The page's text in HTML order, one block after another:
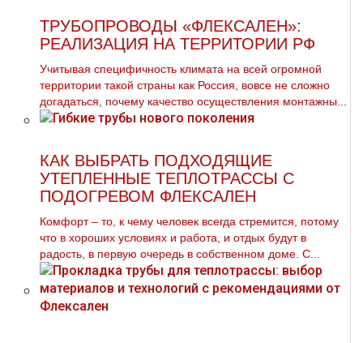
ТРУБОПРОВОДЫ «ФЛЕКСАЛЕН»:
РЕАЛИЗАЦИЯ НА ТЕРРИТОРИИ РФ
Учитывая специфичность климата на всей огромной
территории такой страны как Россия, вовсе не сложно
догадаться, почему качество осуществления монтажны...
КАК ВЫБРАТЬ ПОДХОДЯЩИЕ
УТЕПЛЕННЫЕ ТЕПЛОТРАССЫ С
ПОДОГРЕВОМ ФЛЕКСАЛЕН
Комфорт – то, к чему человек всегда стремится, потому
что в хороших условиях и работа, и отдых будут в
радость, в первую очередь в собственном доме. С...